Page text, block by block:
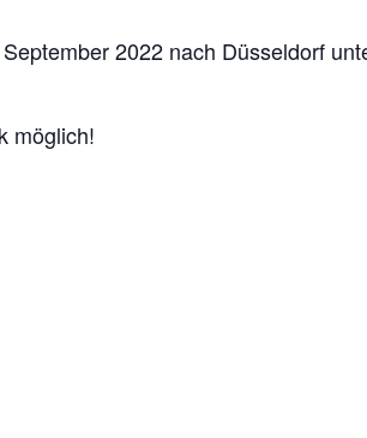
2022 nach Düsseldorf
möglich!